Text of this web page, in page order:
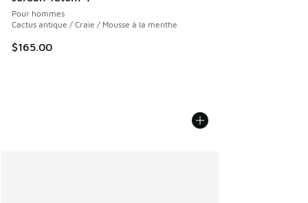
Pour hommes
Cactus antique / Craie / Mousse à la menthe
$165.00